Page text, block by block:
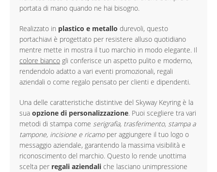
portata di mano quando ne hai bisogno.
Realizzato in plastico e metallo durevoli, questo
portachiavi è progettato per resistere alluso quotidiano
mentre mette in mostra il tuo marchio in modo elegante. Il
colore bianco gli conferisce un aspetto pulito e moderno,
rendendolo adatto a vari eventi promozionali, regali
aziendali o come regalo pensato per clienti e dipendenti.
Una delle caratteristiche distintive del Skyway Keyring è la
sua opzione di personalizzazione. Puoi scegliere tra vari
metodi di stampa come serigrafia, trasferimento, stampa a
tampone, incisione e ricamoper aggiungere il tuo logo o
messaggio aziendale, garantendo la massima visibilità e
riconoscimento del marchio. Questo lo rende unottima
scelta per regali aziendali che lasciano unimpressione